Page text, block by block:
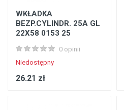
WKŁADKA
BEZP.CYLINDR. 25A GL
22X58 0153 25
0 opinii
Niedostępny
26.21 zł